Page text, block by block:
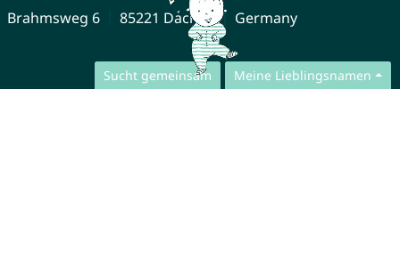
Sucht gemeinsam Meine Lieblingsnamen
Brahmsweg 6
85221 Dachau Germany